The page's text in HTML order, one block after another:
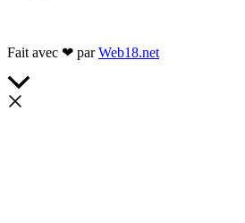
Fait avec ❤ parWeb18.net